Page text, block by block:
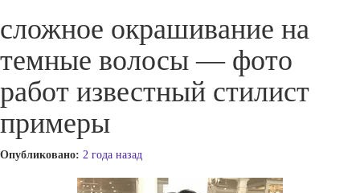
сложное окрашивание на
темные волосы — фото
работ известный стилист
примеры
Опубликовано: 2 года назад